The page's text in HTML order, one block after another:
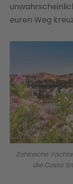
euren Weg
Zahlreiche
die Costa